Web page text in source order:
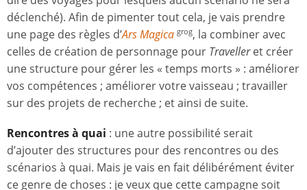
déclenché). Afin de pimenter tout cela, je vais prendre
une page des règles d’Ars Magica grog, la combiner avec
celles de création de personnage pour Travelleret créer
une structure pour gérer les « temps morts » : améliorer
vos compétences ; améliorer votre vaisseau ; travailler
sur des projets de recherche ; et ainsi de suite.
Rencontres à quai : une autre possibilité serait
d’ajouter des structures pour des rencontres ou des
scénarios à quai. Mais je vais en fait délibérément éviter
ce genre de choses : je veux que cette campagne soit